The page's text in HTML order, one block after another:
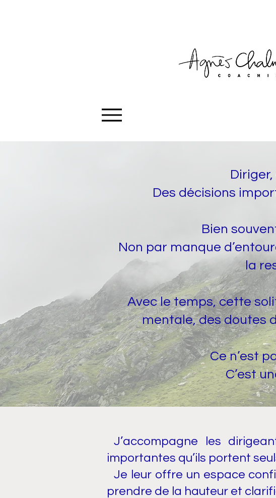
Diriger,
Des décisions
Bien
Non par manque
la
Avec le temps, cette
mentale, des doutes
Ce n’est
C’est
J’accompagne les
importantes qu’ils portent
Je leur offre un espace
prendre de la hauteur et